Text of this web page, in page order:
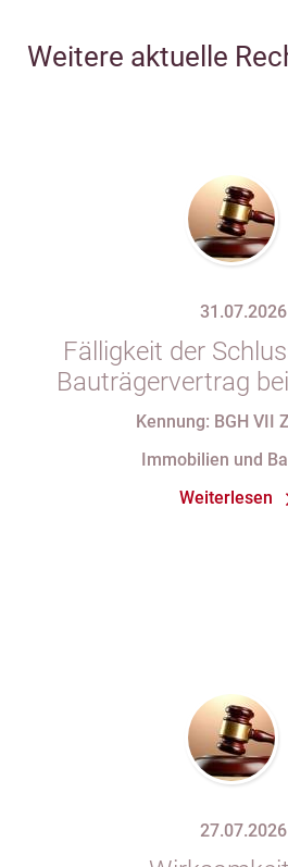
Weitere aktuelle
31.07.2026
Fälligkeit der
Bauträgervertrag
Zahlung „nach
Abnahmeprotokoll
Mängel am
Kennung: BGH VII
Immobilien und
Weiterlesen
27.07.2026